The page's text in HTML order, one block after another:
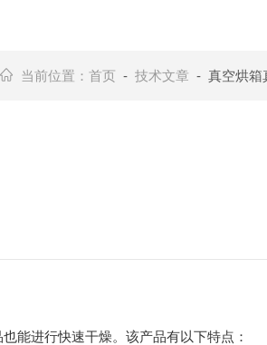
当前位置：首页 -技术文章 - 真空烘箱
能进行快速干燥。该产品有以下特点：